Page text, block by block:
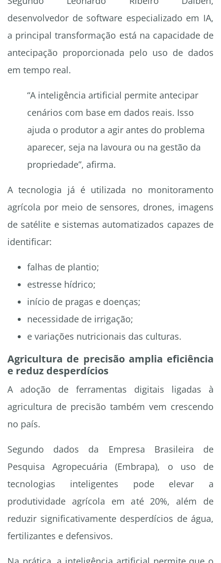
desenvolvedor de software especializado em IA,
a principal transformação está na capacidade de
antecipação proporcionada pelo uso de dados
em tempo real.
“A inteligência artificial permite antecipar
cenários com base em dados reais. Isso
ajuda o produtor a agir antes do problema
aparecer, seja na lavoura ou na gestão da
propriedade”, afirma.
A tecnologia já é utilizada no monitoramento
agrícola por meio de sensores, drones, imagens
de satélite e sistemas automatizados capazes de
identificar:
falhas de plantio;
estresse hídrico;
início de pragas e doenças;
necessidade de irrigação;
e variações nutricionais das culturas.
Agricultura de precisão amplia eficiência
e reduz desperdícios
A adoção de ferramentas digitais ligadas à
agricultura de precisão também vem crescendo
no país.
Segundo dados da Empresa Brasileira de
Pesquisa Agropecuária (Embrapa), o uso de
tecnologias inteligentes pode elevar a
produtividade agrícola em até 20%, além de
reduzir significativamente desperdícios de água,
fertilizantes e defensivos.